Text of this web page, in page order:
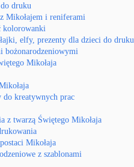
druku
Mikołajem i reniferami
kolorowanki
elfy, prezenty dla dzieci do druku
bożonarodzeniowymi
Mikołaja
do kreatywnych prac
z twarzą Świętego Mikołaja
Mikołaja
z szablonami